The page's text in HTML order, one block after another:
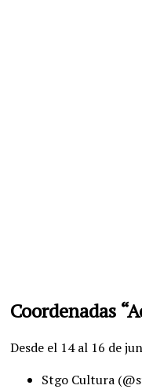
Coordenadas
Desde el 14 al 16 de
Stgo Cultura